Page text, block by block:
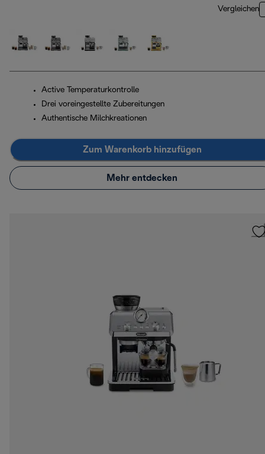
Vergleichen
Active Temperaturkontrolle
Drei voreingestellte Zubereitungen
Authentische Milchkreationen
Zum Warenkorb hinzufügen
Mehr entdecken